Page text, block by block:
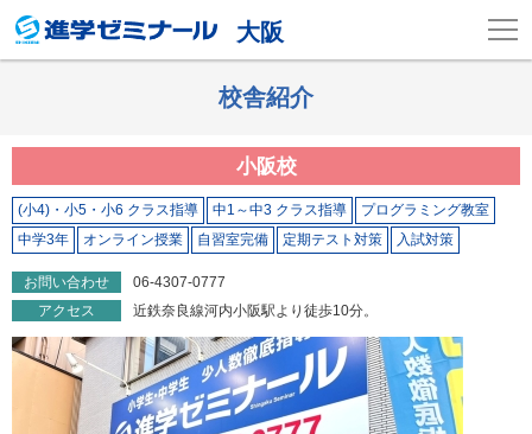
大阪
校舎紹介
小阪校
(小4)・小5・小6 クラス指導 中1～中3 クラス指導 プログラミング教室
中学3年 オンライン授業 自習室完備 定期テスト対策 入試対策
お問い合わせ
06-4307-0777
アクセス
近鉄奈良線河内小阪駅より徒歩10分。